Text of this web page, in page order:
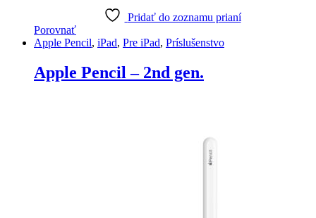
Pridať do zoznamu prianí
Porovnať
Apple Pencil, iPad, Pre iPad, Príslušenstvo
Apple Pencil – 2nd gen.